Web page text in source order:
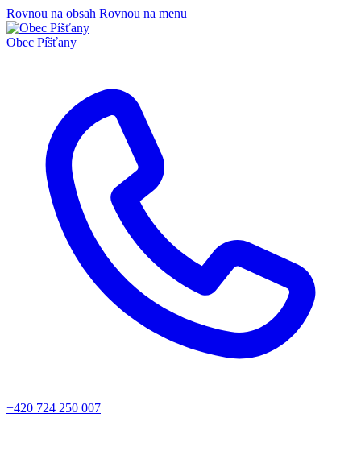
Rovnou na obsah Rovnou na menu
Obec Píšťany
+420 724 250 007